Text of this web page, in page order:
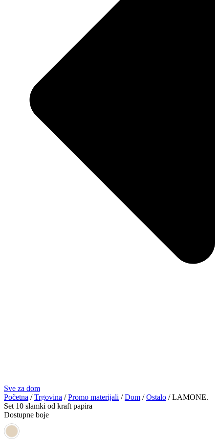
Sve za dom
Početna /Trgovina /Promo materijali /Dom /Ostalo / LAMONE.
Set 10 slamki od kraft papira
Dostupne boje